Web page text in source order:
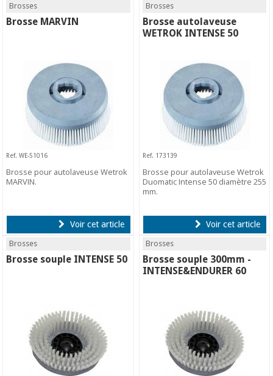
Brosses
Brosse MARVIN
Ref. WE-51016
Brosse pour autolaveuse Wetrok
MARVIN.
Voir cet article
Brosses
Brosse autolaveuse
WETROK INTENSE 50
Ref. 173139
Brosse pour autolaveuse Wetrok
Duomatic Intense 50 diamètre 255
mm.
Voir cet article
Brosses
Brosse souple INTENSE 50
Brosses
Brosse souple 300mm -
INTENSE&ENDURER 60